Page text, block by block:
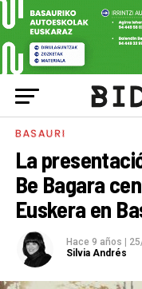
BASAURI
La
Be Bagara
Euskera en
Hace 9 años
Silvia Andrés